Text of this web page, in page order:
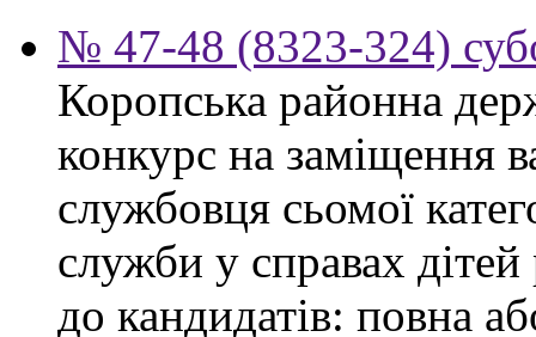
№ 47-48 (8323-324)
Коропська районна
конкурс на заміщення
службовця сьомої
служби у справах
до кандидатів: повна